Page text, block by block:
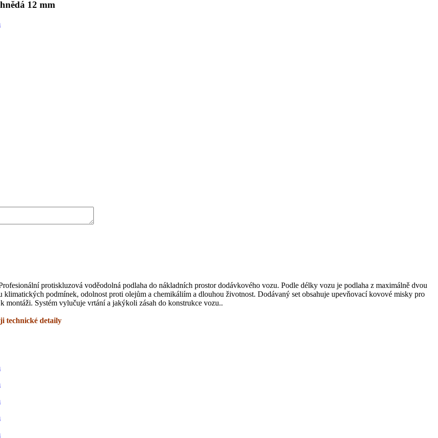
12 mm
protiskluzová voděodolná podlaha do nákladních prostor dodávkového vozu. Podle délky vozu je podlaha z maximálně dvou
klimatických podmínek, odolnost proti olejům a chemikáliím a dlouhou životnost. Dodávaný set obsahuje upevňovací kovové misky pro
Systém vylučuje vrtání a jakýkoli zásah do konstrukce vozu..
technické detaily